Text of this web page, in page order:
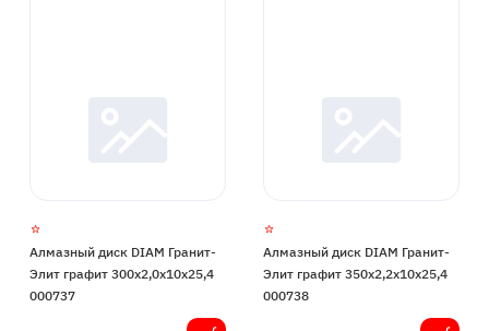
Алмазный диск DIAM Гранит-
Элит графит 300х2,0х10х25,4
000737
Алмазный диск DIAM Гранит-
Элит графит 350х2,2х10х25,4
000738